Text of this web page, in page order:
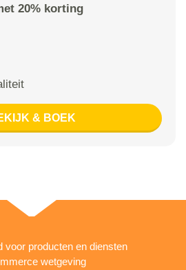
20% korting
& BOEK
voor producten en diensten
wetgeving